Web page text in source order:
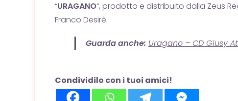
“URAGANO“, prodotto e distribuito dalla Zeus
Franco Desirè.
Guarda anche: Uragano – CD Giusy
Condividilo con i tuoi amici!